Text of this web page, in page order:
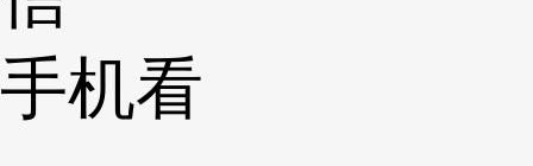
手机看